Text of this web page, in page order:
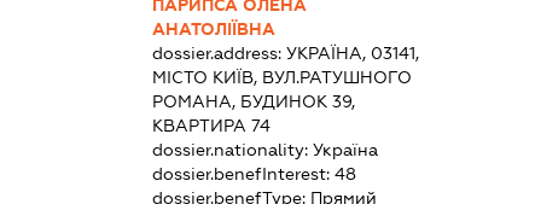
ПАРИПСА ОЛЕНА
АНАТОЛІЇВНА
dossier.address:УКРАЇНА, 03141,
МІСТО КИЇВ, ВУЛ.РАТУШНОГО
РОМАНА, БУДИНОК 39,
КВАРТИРА 74
dossier.nationality:Україна
dossier.benefInterest:48
dossier.benefType: Прямий